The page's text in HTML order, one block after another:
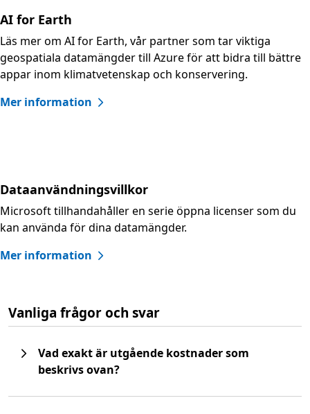
AI for Earth
Läs mer om AI for Earth, vår partner som tar viktiga
geospatiala datamängder till Azure för att bidra till bättre
appar inom klimatvetenskap och konservering.
Mer information
Dataanvändningsvillkor
Microsoft tillhandahåller en serie öppna licenser som du
kan använda för dina datamängder.
Mer information
Vanliga frågor och svar
Vad exakt är utgående kostnader som
beskrivs ovan?